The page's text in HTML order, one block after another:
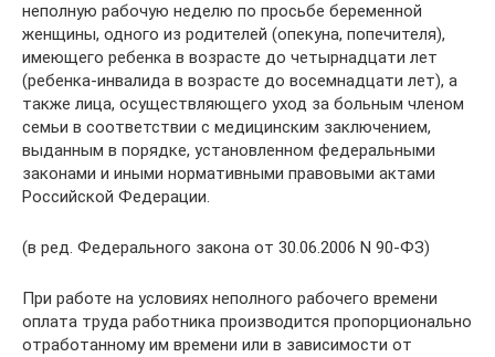
неполную рабочую неделю по просьбе беременной
женщины, одного из родителей (опекуна, попечителя),
имеющего ребенка в возрасте до четырнадцати лет
(ребенка-инвалида в возрасте до восемнадцати лет), а
также лица, осуществляющего уход за больным членом
семьи в соответствии с медицинским заключением,
выданным в порядке, установленном федеральными
законами и иными нормативными правовыми актами
Российской Федерации.
(в ред. Федерального закона от 30.06.2006 N 90-ФЗ)
При работе на условиях неполного рабочего времени
оплата труда работника производится пропорционально
отработанному им времени или в зависимости от